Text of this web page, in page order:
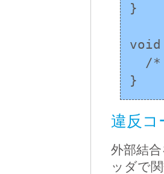
}
}
違反コ
外部結
ッダで